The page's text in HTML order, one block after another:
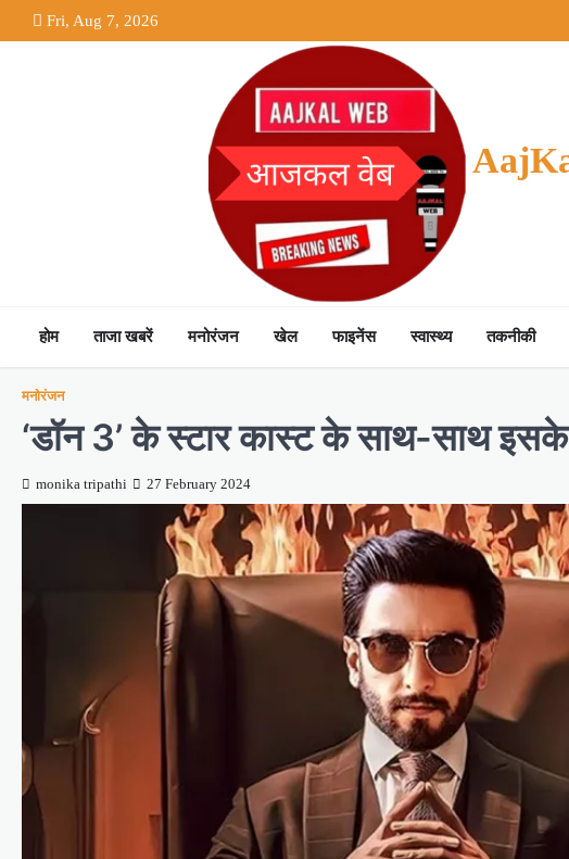
to
Fri, Aug 7, 2026
होम ताजा खबरें मनोरंजन खेल फाइनेंस स्वास्थ्य तकनीकी
मनोरंजन
‘डॉन 3’ के स्टार कास्ट के साथ-साथ
monika tripathi 27 February 2024